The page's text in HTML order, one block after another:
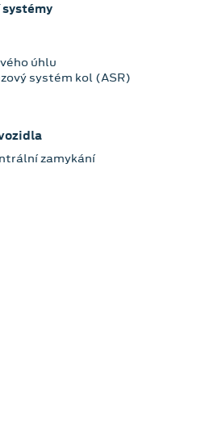
úhlu
systém kol (ASR)
zamykání